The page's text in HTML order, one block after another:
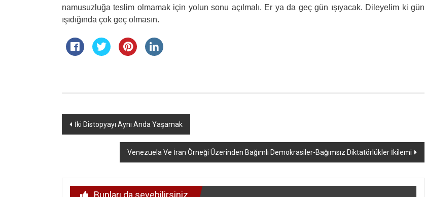
namusuzluğa teslim olmamak için yolun sonu açılmalı. Er ya da geç gün ışıyacak. Dileyelim ki gün
ışıdığında çok geç olmasın.
Yazı
İki Distopyayı Aynı Anda Yaşamak
Venezuela Ve İran Örneği Üzerinden Bağımlı Demokrasiler-Bağımsız Diktatörlükler İkilemi
Bunları da sevebilirsiniz